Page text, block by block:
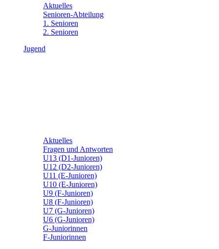
Aktuelles
Senioren-Abteilung
1. Senioren
2. Senioren
Jugend
Aktuelles
Fragen und Antworten
U13 (D1-Junioren)
U12 (D2-Junioren)
U11 (E-Junioren)
U10 (E-Junioren)
U9 (F-Junioren)
U8 (F-Junioren)
U7 (G-Junioren)
U6 (G-Junioren)
G-Juniorinnen
F-Juniorinnen